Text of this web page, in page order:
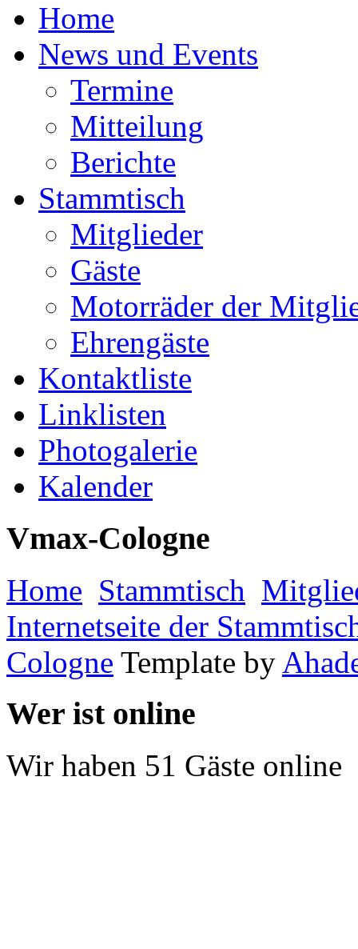
Home
News und Events
Termine
Mitteilung
Berichte
Stammtisch
Mitglieder
Gäste
Motorräder der
Ehrengäste
Kontaktliste
Linklisten
Photogalerie
Kalender
Vmax-Cologne
Home Stammtisch
Internetseite der
Cologne Template by
Wer ist online
Wir haben 51 Gäste online